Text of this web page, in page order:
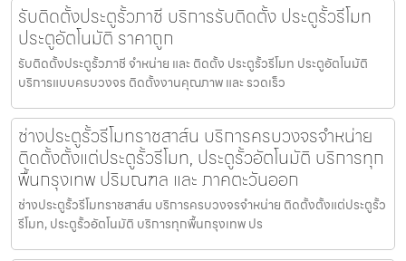
รับติดตั้งประตูรั้วภาชี บริการรับติดตั้ง ประตูรั้วรีโมท
ประตูอัตโนมัติ ราคาถูก
รับติดตั้งประตูรั้วภาชี จำหน่าย และ ติดตั้ง ประตูรั้วรีโมท ประตูอัตโนมัติ
บริการแบบครบวงจร ติดตั้งงานคุณภาพ และ รวดเร็ว
ช่างประตูรั้วรีโมทราชสาส์น บริการครบวงจรจำหน่าย
ติดตั้งตั้งแต่ประตูรั้วรีโมท, ประตูรั้วอัตโนมัติ บริการทุก
พื้นกรุงเทพ ปริมณฑล และ ภาคตะวันออก
ช่างประตูรั้วรีโมทราชสาส์น บริการครบวงจรจำหน่าย ติดตั้งตั้งแต่ประตูรั้ว
รีโมท, ประตูรั้วอัตโนมัติ บริการทุกพื้นกรุงเทพ ปร